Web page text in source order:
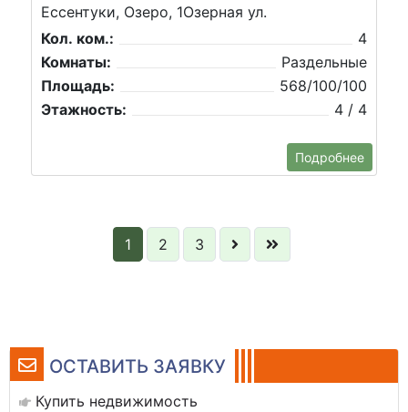
ОСТАВИТЬ ЗАЯВКУ
Купить недвижимость
Ессентуки, Озеро, 1Озерная ул.
Кол. ком.:
4
Комнаты:
Раздельные
Площадь:
568/100/100
Этажность:
4 / 4
Подробнее
1 2 3